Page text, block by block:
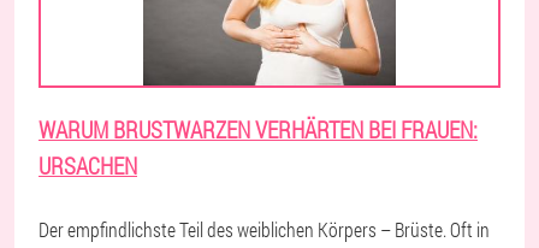
WARUM BRUSTWARZEN VERHÄRTEN BEI FRAUEN:
URSACHEN
Der empfindlichste Teil des weiblichen Körpers – Brüste. Oft in